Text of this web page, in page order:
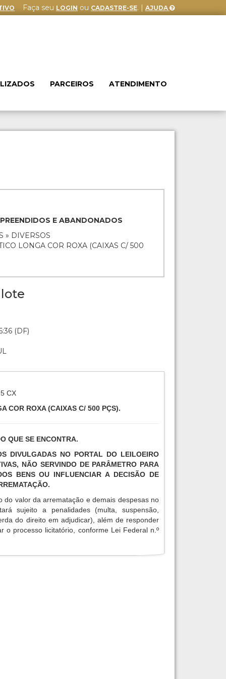
Faça seu LOGIN ou CADASTRE-SE. | AJUDA
PARCEIROS ATENDIMENTO
E ABANDONADOS
» DIVERSOS
LONGA COR ROXA (CAIXAS C/ 500
(DF)
CX
COR ROXA (CAIXAS C/ 500 PÇS).
QUE SE ENCONTRA.
DIVULGADAS NO PORTAL DO LEILOEIRO
NÃO SERVINDO DE PARÂMETRO PARA
BENS OU INFLUENCIAR A DECISÃO DE
do valor da arrematação e demais despesas no
sujeito a penalidades (multa, suspensão,
do direito em adjudicar), além de responder
o processo licitatório, conforme Lei Federal n.º